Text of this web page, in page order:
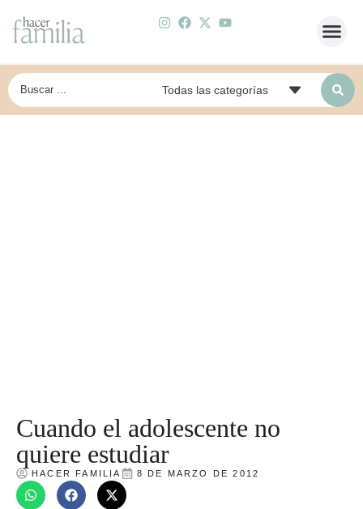
Cuando el adolescente no
quiere estudiar
HACER FAMILIA 8 DE MARZO DE 2012